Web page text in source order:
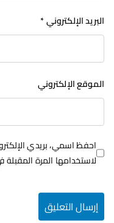
البريد الإلكتروني*
الموقع الإلكتروني
احفظ اسمي، بريدي
لاستخدامها المرة